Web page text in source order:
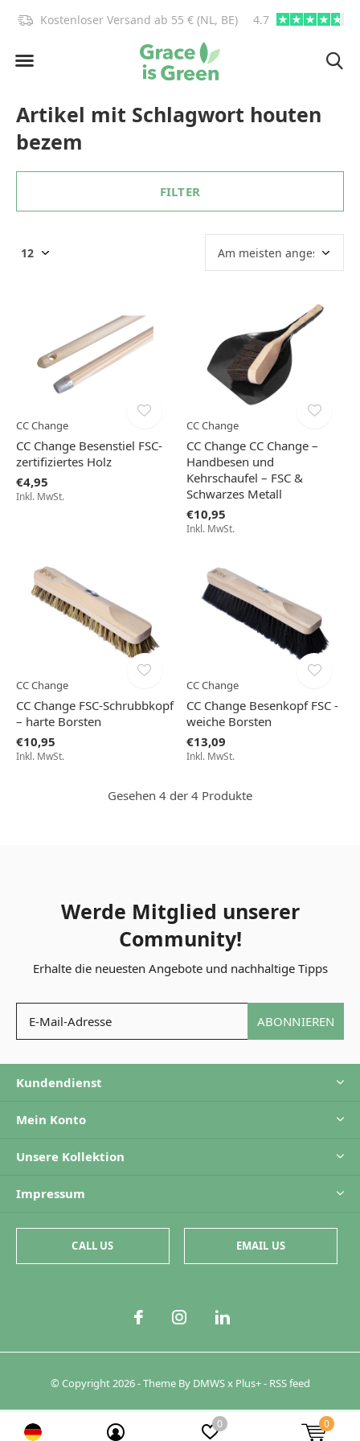
Kostenloser Versand ab 55 € (NL, BE) 4.7
Artikel mit Schlagwort houten
bezem
FILTER
CC Change
CC Change Besenstiel FSC-
zertifiziertes Holz
€4,95
Inkl. MwSt.
CC Change
CC Change CC Change –
Handbesen und
Kehrschaufel – FSC &
Schwarzes Metall
€10,95
Inkl. MwSt.
CC Change
CC Change FSC-Schrubbkopf
– harte Borsten
€10,95
Inkl. MwSt.
CC Change
CC Change Besenkopf FSC -
weiche Borsten
€13,09
Inkl. MwSt.
Gesehen 4 der 4 Produkte
Werde Mitglied unserer
Community!
Erhalte die neuesten Angebote und nachhaltige Tipps
ABONNIEREN
Kundendienst
Mein Konto
Unsere Kollektion
Impressum
CALL US EMAIL US
© Copyright2026- Theme By DMWSx Plus+- RSS feed
0 0